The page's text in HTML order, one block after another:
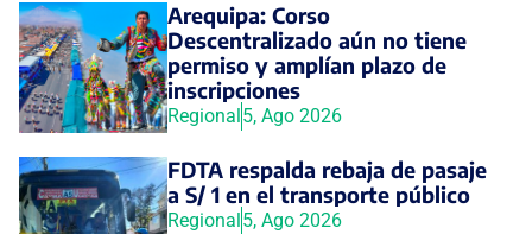
Arequipa: Corso
Descentralizado aún no tiene
permiso y amplían plazo de
inscripciones
Regional 5, Ago 2026
FDTA respalda rebaja de pasaje
a S/ 1 en el transporte público
Regional 5, Ago 2026